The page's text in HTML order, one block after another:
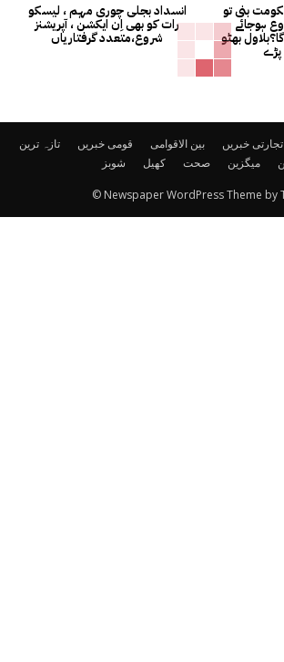
انسداد بجلی چوری مہم ، لیسکو
رات کو بھی اِن ایکشن ، آپریشنز
شروع،متعدد گرفتاریاں
بنی تو
ہوجائے
بھٹو
تازہ ترین قومی خبریں بین الاقوامی تجارتی خبریں
شوبز
کھیل صحت میگزین
© Newspaper WordPress Theme by